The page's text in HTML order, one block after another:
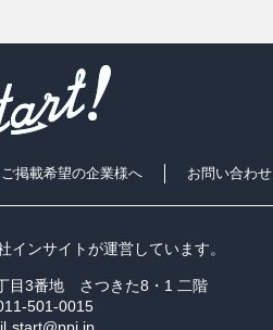
ご掲載希望の企業様へ お問い合わせ
インサイトが運営しています。
目3番地 さつきた8・1 二階
501-0015
start@ppi.jp